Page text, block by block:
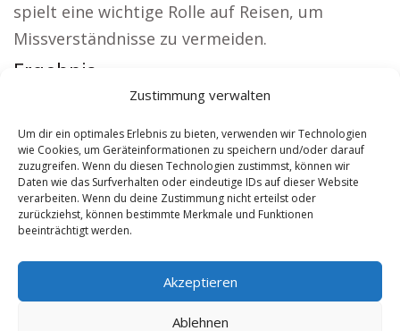
Zustimmung verwalten
Um dir ein optimales Erlebnis zu bieten, verwenden wir Technologien
wie Cookies, um Geräteinformationen zu speichern und/oder darauf
zuzugreifen. Wenn du diesen Technologien zustimmst, können wir
Daten wie das Surfverhalten oder eindeutige IDs auf dieser Website
verarbeiten. Wenn du deine Zustimmung nicht erteilst oder
zurückziehst, können bestimmte Merkmale und Funktionen
beeinträchtigt werden.
Akzeptieren
Ablehnen
spielt eine wichtige Rolle auf Reisen, um
Missverständnisse zu vermeiden.
Ergebnis:
Aus der Region:Wohnung mieten Gland
Gland|Autovermietung Gland|Versicherung
Gland|Hauskauf Gland|Hundeschule Gland
Contents [show]
No tags for this post.